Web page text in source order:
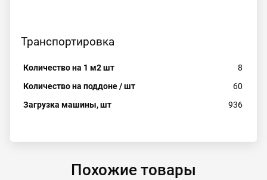
Транспортировка
Количество на 1 м2 шт
8
Количество на поддоне / шт
60
Загрузка машины, шт
936
Похожие товары